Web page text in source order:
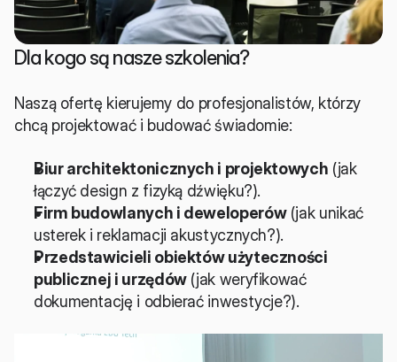
Dla kogo są nasze szkolenia?
Naszą ofertę kierujemy do profesjonalistów, którzy
chcą projektować i budować świadomie:
Biur architektonicznych i projektowych (jak
łączyć design z fizyką dźwięku?).
Firm budowlanych i deweloperów (jak unikać
usterek i reklamacji akustycznych?).
Przedstawicieli obiektów użyteczności
publicznej i urzędów (jak weryfikować
dokumentację i odbierać inwestycje?).